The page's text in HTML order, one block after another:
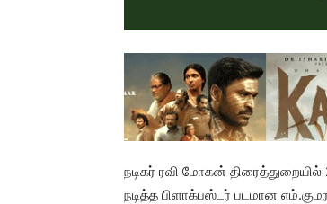
நடிகர் ரவி மோகன்
நடித்த பிளாக்பஸ்டர் படமான